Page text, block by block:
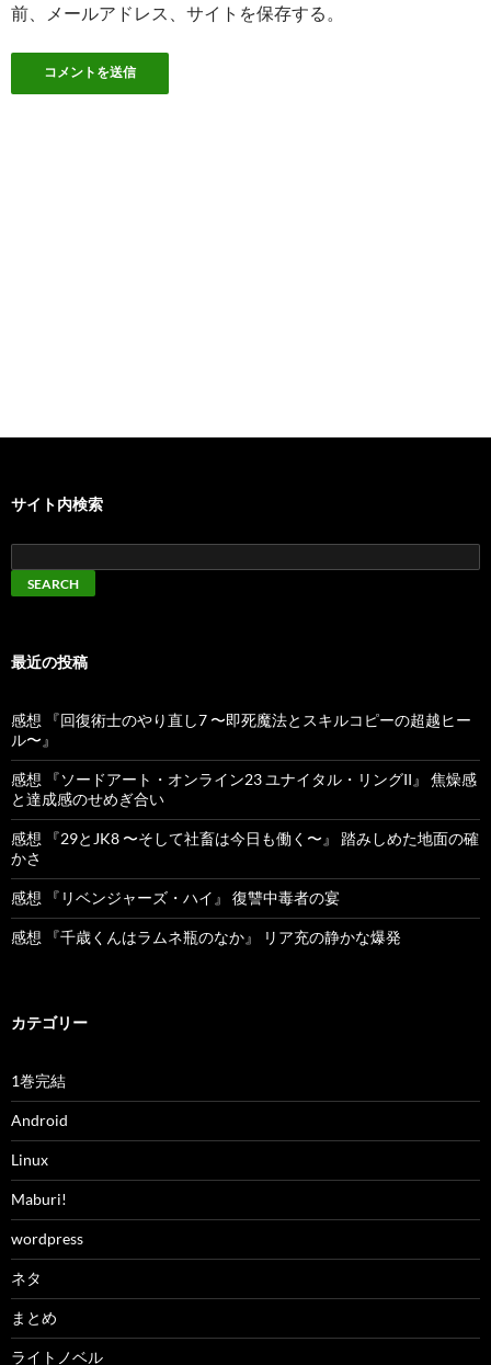
前、メールアドレス、サイトを保存する。
サイト内検索
最近の投稿
感想 『回復術士のやり直し7 〜即死魔法とスキルコピーの超越ヒー
ル〜』
感想 『ソードアート・オンライン23 ユナイタル・リングII』 焦燥感
と達成感のせめぎ合い
感想 『29とJK8 〜そして社畜は今日も働く〜』 踏みしめた地面の確
かさ
感想 『リベンジャーズ・ハイ』 復讐中毒者の宴
感想 『千歳くんはラムネ瓶のなか』 リア充の静かな爆発
カテゴリー
1巻完結
Android
Linux
Maburi!
wordpress
ネタ
まとめ
ライトノベル